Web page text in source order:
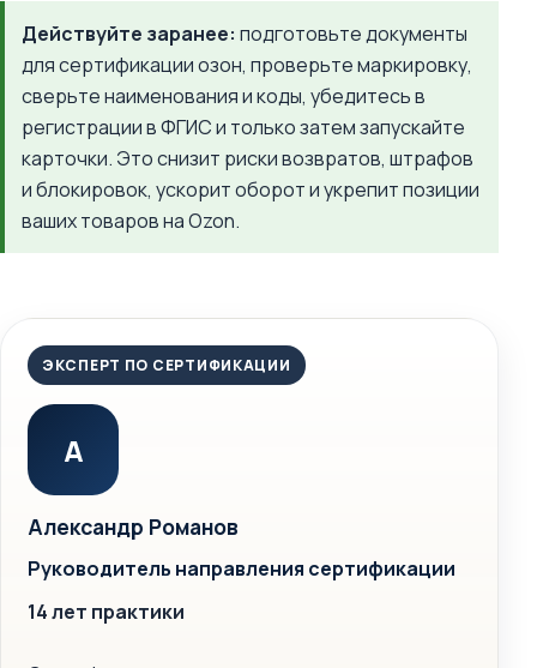
Действуйте заранее: подготовьте документы
для сертификации озон, проверьте маркировку,
сверьте наименования и коды, убедитесь в
регистрации в ФГИС и только затем запускайте
карточки. Это снизит риски возвратов, штрафов
и блокировок, ускорит оборот и укрепит позиции
ваших товаров на Ozon.
ЭКСПЕРТ ПО СЕРТИФИКАЦИИ
А
Александр Романов
Руководитель направления сертификации
14 лет практики